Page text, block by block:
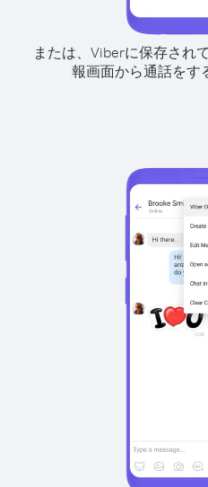
または、Viberに保存され
報画面から通話をす